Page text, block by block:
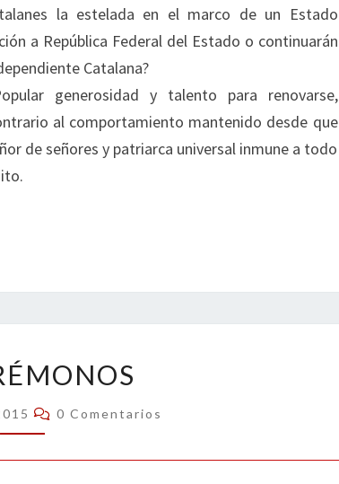
la estelada en el marco de un Estado
a República Federal del Estado o continuarán
Catalana?
generosidad y talento para renovarse,
al comportamiento mantenido desde que
de señores y patriarca universal inmune a todo
Comentarios
0 Comentarios